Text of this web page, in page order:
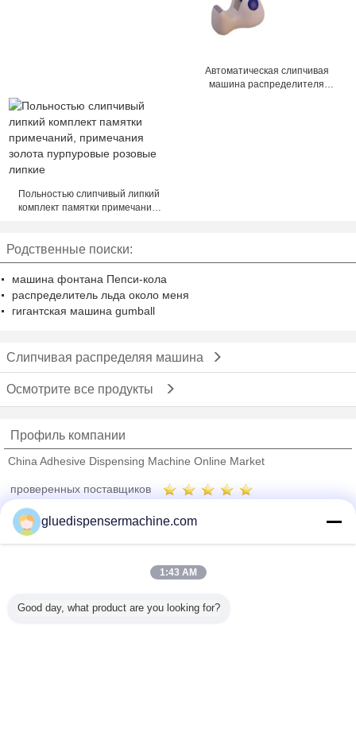
4 дюймов
Автоматическая слипчивая
машина распределителя
Польностью слипчивый липкий
комплект памятки примечаний,
Родственные поиски:
машина фонтана Пепси-кола
распределитель льда около меня
гигантская машина gumball
Слипчивая распределяя машина
Осмотрите все продукты
Профиль компании
China Adhesive Dispensing Machine Online Market
проверенных поставщиков
Trust Seal
Все продукты
gluedispensermachine.com
1:43 AM
Good day, what product are you looking for?